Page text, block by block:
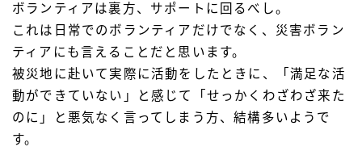
ボランティアは裏方、サポートに回るべし。
これは日常でのボランティアだけでなく、災害ボラン
ティアにも言えることだと思います。
被災地に赴いて実際に活動をしたときに、「満足な活
動ができていない」と感じて「せっかくわざわざ来た
のに」と悪気なく言ってしまう方、結構多いようで
す。